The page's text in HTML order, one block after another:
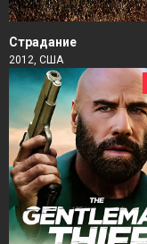
Страдание
2012, США